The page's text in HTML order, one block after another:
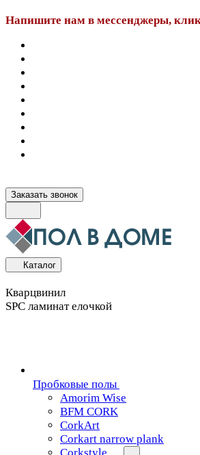
Напишите нам в мессенджеры,
Заказать звонок
Каталог
Кварцвинил
SPC ламинат елочкой
Пробковые полы
Amorim Wise
BFM CORK
CorkArt
Corkart narrow plank